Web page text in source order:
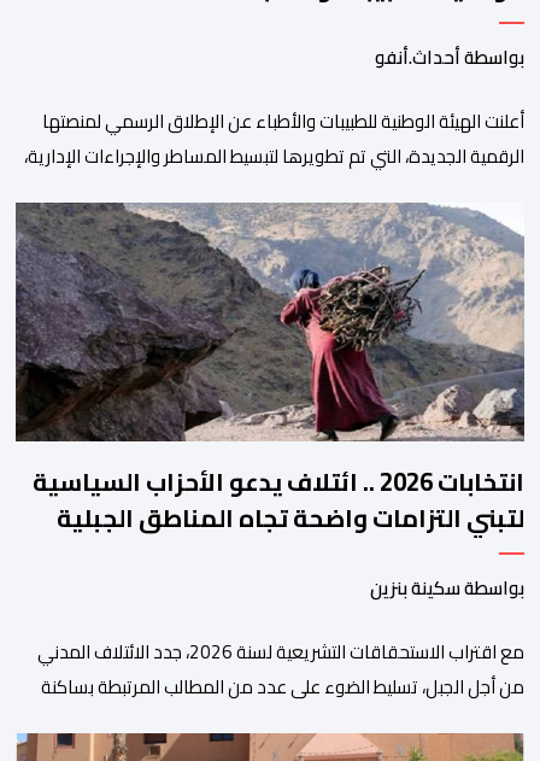
بواسطة أحداث.أنفو
أعلنت الهيئة الوطنية للطبيبات والأطباء عن الإطلاق الرسمي لمنصتها
الرقمية الجديدة، التي تم تطويرها لتبسيط المساطر والإجراءات الإدارية،
والمجالس الجهوية للهيئة إلى جانب الهيئة الوطنية. وذكر بلاغ للهيئة أن
هذه المنصة، التي تم إطلاقها في إطار استراتيجيتها الرامية إلى التحديث
والتحول الرقمي، تشكل خطوة مهمة في […]
انتخابات 2026 .. ائتلاف يدعو الأحزاب السياسية
لتبني التزامات واضحة تجاه المناطق الجبلية
بواسطة سكينة بنزين
مع اقتراب الاستحقاقات التشريعية لسنة 2026، جدد الائتلاف المدني
من أجل الجبل، تسليط الضوء على عدد من المطالب المرتبطة بساكنة